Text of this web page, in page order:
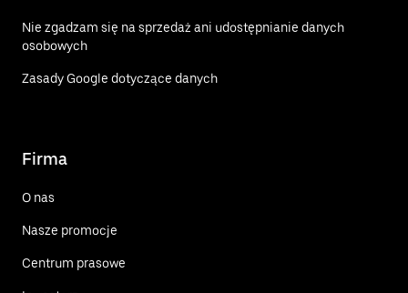
Nie zgadzam się na sprzedaż ani udostępnianie danych
osobowych
Zasady Google dotyczące danych
Firma
O nas
Nasze promocje
Centrum prasowe